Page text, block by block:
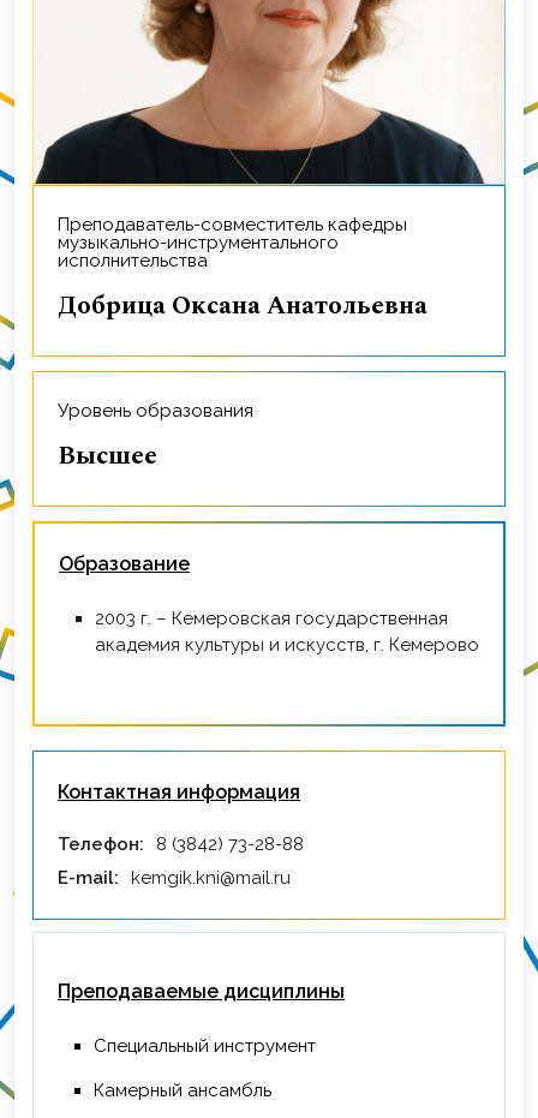
Преподаватель-совместитель кафедры
музыкально-инструментального
исполнительства
Добрица Оксана Анатольевна
Уровень образования
Высшее
Образование
2003 г. – Кемеровская государственная
академия культуры и искусств, г. Кемерово
Контактная информация
Телефон:
8 (3842) 73-28-88
E-mail:
kemgik.kni@mail.ru
Преподаваемые дисциплины
Специальный инструмент
Камерный ансамбль